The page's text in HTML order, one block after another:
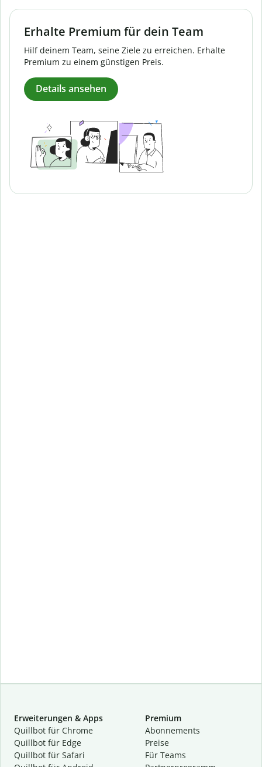
Erhalte Premium für dein Team
Hilf deinem Team, seine Ziele zu erreichen. Erhalte
Premium zu einem günstigen Preis.
Details ansehen
Erweiterungen & Apps
Quillbot für Chrome
Quillbot für Edge
Quillbot für Safari
Premium
Abon­ne­ments
Preise
Für Teams